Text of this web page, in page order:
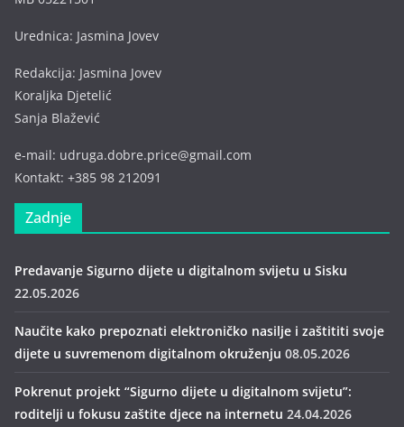
Urednica: Jasmina Jovev
Redakcija: Jasmina Jovev
Koraljka Djetelić
Sanja Blažević
e-mail: udruga.dobre.price@gmail.com
Kontakt: +385 98 212091
Zadnje
Predavanje Sigurno dijete u digitalnom svijetu u Sisku
22.05.2026
Naučite kako prepoznati elektroničko nasilje i zaštititi svoje
dijete u suvremenom digitalnom okruženju 08.05.2026
Pokrenut projekt “Sigurno dijete u digitalnom svijetu”:
roditelji u fokusu zaštite djece na internetu 24.04.2026